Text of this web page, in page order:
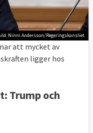
Ninni Andersson/Regeringskansliet
att mycket av
ligger hos
Trump och